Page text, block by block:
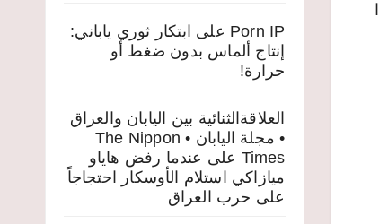
Porn IP على ابتكار ثوري ياباني:
إنتاج ألماس بدون ضغط أو
حرارة!
العلاقةالثنائية بين اليابان والعراق
• مجلة اليابان • The Nippon
Times على عندما رفض هاياو
ميازاكي استلام الأوسكار احتجاجاً
على حرب العراق